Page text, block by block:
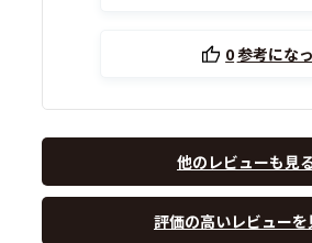
0参考にな
他のレビューも見
評価の高いレビューを